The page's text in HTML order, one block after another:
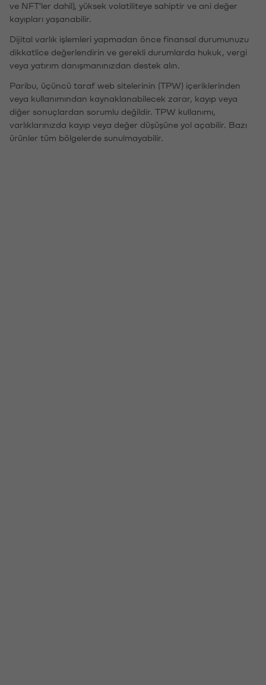
ve NFT'ler dahil), yüksek volatiliteye sahiptir ve ani değer
kayıpları yaşanabilir.
Dijital varlık işlemleri yapmadan önce finansal durumunuzu
dikkatlice değerlendirin ve gerekli durumlarda hukuk, vergi
veya yatırım danışmanınızdan destek alın.
Paribu, üçüncü taraf web sitelerinin (TPW) içeriklerinden
veya kullanımından kaynaklanabilecek zarar, kayıp veya
diğer sonuçlardan sorumlu değildir. TPW kullanımı,
varlıklarınızda kayıp veya değer düşüşüne yol açabilir. Bazı
ürünler tüm bölgelerde sunulmayabilir.